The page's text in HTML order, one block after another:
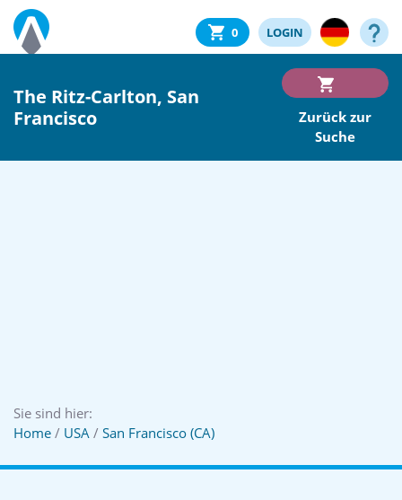
0 LOGIN
The Ritz-Carlton, San
Francisco
Zurück zur
Suche
Sie sind hier:
Home / USA / San Francisco (CA)